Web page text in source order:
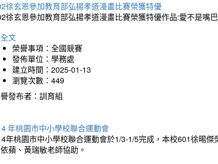
徐玄恩參加教育部弘揚孝道漫畫比賽榮獲特優
徐玄恩參加教育部弘揚孝道漫畫比賽榮獲特優作品:愛不是嘴
文
榮譽事項：全國競賽
發佈單位：學務處
建立時間：2025-01-13
瀏覽次數：449
發布者：訓育組
年桃園市中小學校聯合運動會
年桃園市中小學校聯合運動會於1/3-1/5完成，本校601徐晹
蘋、黃瑞敏老師協助。